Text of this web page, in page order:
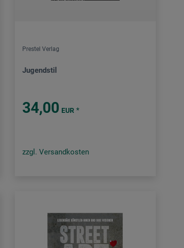
Prestel Verlag
Jugendstil
34,00 EUR *
zzgl. Versandkosten